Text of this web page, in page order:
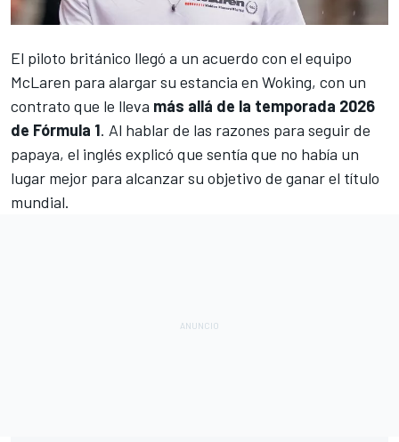
El piloto británico llegó a un acuerdo con el equipo
McLaren para alargar su estancia en Woking, con un
contrato que le lleva más allá de la temporada 2026
de Fórmula 1. Al hablar de las razones para seguir de
papaya, el inglés explicó que sentía que no había un
lugar mejor para alcanzar su objetivo de ganar el título
mundial.